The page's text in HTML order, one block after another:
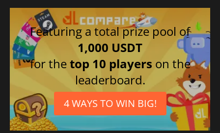
Featuring a total prize pool of
1,000 USDT
for thetop 10 players on the
leaderboard.
4 WAYS TO WIN BIG!